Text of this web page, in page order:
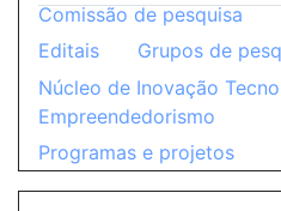
Comissão de pesquisa
Editais
Grupos de
Núcleo de Inovação
Empreendedorismo
Programas e projetos